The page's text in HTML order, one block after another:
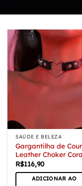
SAÚDE E BELEZA
Gargantilha de
Leather Choker
R$116,90
ADICIONAR AO